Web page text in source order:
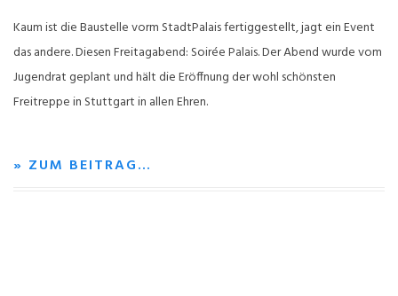
Kaum ist die Baustelle vorm StadtPalais fertiggestellt, jagt ein Event
das andere. Diesen Freitagabend: Soirée Palais. Der Abend wurde vom
Jugendrat geplant und hält die Eröffnung der wohl schönsten
Freitreppe in Stuttgart in allen Ehren.
» ZUM BEITRAG…